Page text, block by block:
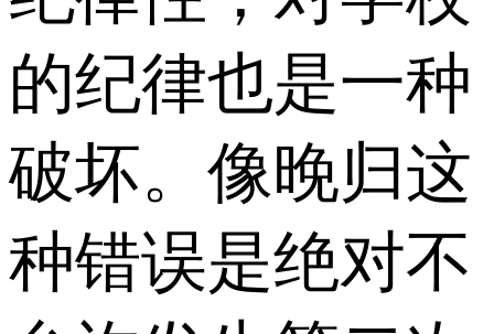
的纪律也是一种
破坏。像晚归这
种错误是绝对不